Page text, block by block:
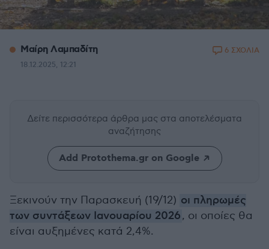
Μαίρη Λαμπαδίτη
18.12.2025, 12:21
6 ΣΧΟΛΙΑ
Δείτε περισσότερα άρθρα μας στα αποτελέσματα
αναζήτησης
Add Protothema.gr on Google
Ξεκινούν την Παρασκευή (19/12) οι πληρωμές
των συντάξεων Ιανουαρίου 2026, οι οποίες θα
είναι αυξημένες κατά 2,4%.